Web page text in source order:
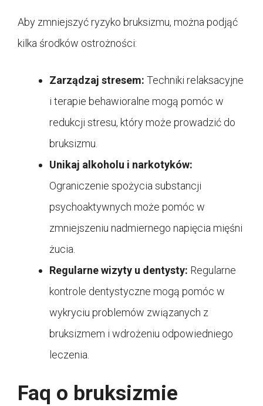
Aby zmniejszyć ryzyko bruksizmu, można podjąć
kilka środków ostrożności:
Zarządzaj stresem: Techniki relaksacyjne
i terapie behawioralne mogą pomóc w
redukcji stresu, który może prowadzić do
bruksizmu.
Unikaj alkoholu i narkotyków:
Ograniczenie spożycia substancji
psychoaktywnych może pomóc w
zmniejszeniu nadmiernego napięcia mięśni
żucia.
Regularne wizyty u dentysty: Regularne
kontrole dentystyczne mogą pomóc w
wykryciu problemów związanych z
bruksizmem i wdrożeniu odpowiedniego
leczenia.
Faq o bruksizmie